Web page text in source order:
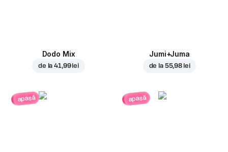
Dodo Mix
de la41,99 lei
Jumi+Juma
de la 55,98 lei
apasă apasă